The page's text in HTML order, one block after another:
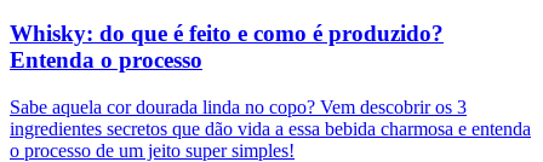
Whisky: do que é feito e como é produzido?
Entenda o processo
Sabe aquela cor dourada linda no copo? Vem descobrir os 3
ingredientes secretos que dão vida a essa bebida charmosa e entenda
o processo de um jeito super simples!